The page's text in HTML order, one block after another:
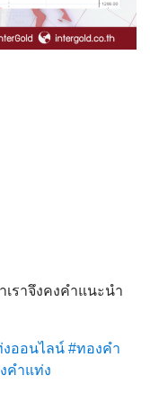
เราจึงคงคำแนะนำ
ออนไลน์ #ทองคำ
คำแท่ง